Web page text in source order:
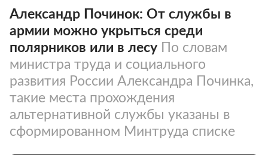
Александр Починок: От службы в
армии можно укрыться среди
полярников или в лесу По словам
министра труда и социального
развития России Александра Починка,
такие места прохождения
альтернативной службы указаны в
сформированном Минтруда списке